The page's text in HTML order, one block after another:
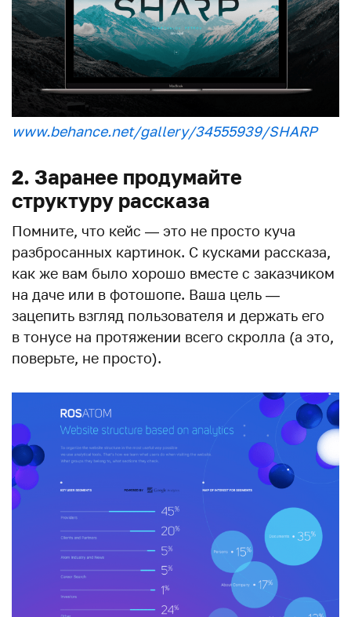
www.behance.net/gallery/34555939/SHARP
2. Заранее продумайте
структуру рассказа
Помните, что кейс — это не просто куча
разбросанных картинок. С кусками рассказа,
как же вам было хорошо вместе с заказчиком
на даче или в фотошопе. Ваша цель —
зацепить взгляд пользователя и держать его
в тонусе на протяжении всего скролла (а это,
поверьте, не просто).